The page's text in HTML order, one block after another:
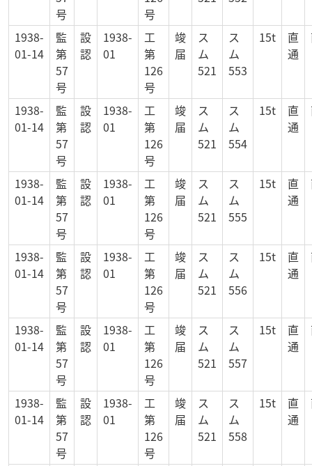
号
号
1938-
01-14
監
第
57
号
設
認
1938-
01
工
第
126
号
竣
届
ス
ム
521
ス
ム
553
15t
直
通
1938-
01-14
監
第
57
号
設
認
1938-
01
工
第
126
号
竣
届
ス
ム
521
ス
ム
554
15t
直
通
1938-
01-14
監
第
57
号
設
認
1938-
01
工
第
126
号
竣
届
ス
ム
521
ス
ム
555
15t
直
通
1938-
01-14
監
第
57
号
設
認
1938-
01
工
第
126
号
竣
届
ス
ム
521
ス
ム
556
15t
直
通
1938-
01-14
監
第
57
号
設
認
1938-
01
工
第
126
号
竣
届
ス
ム
521
ス
ム
557
15t
直
通
1938-
01-14
監
第
57
号
設
認
1938-
01
工
第
126
号
竣
届
ス
ム
521
ス
ム
558
15t
直
通